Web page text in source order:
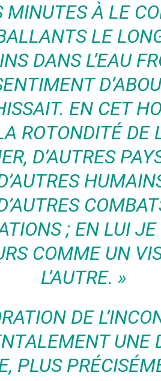
MINUTES À LE
LE
DANS L’EAU
EN CET
ROTONDITÉ DE
D’AUTRES
; EN LUI JE
COMME UN
L’AUTRE. »
DE
UNE
PLUS